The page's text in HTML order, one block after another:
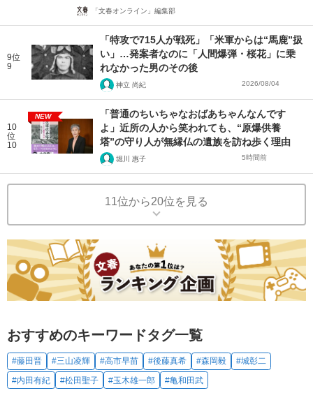
「文春オンライン」編集部
9位
9
「特攻で715人が戦死」「米軍からは“馬鹿”扱
い」…発案者なのに「人間爆弾・桜花」に乗
れなかった男のその後
神立 尚紀 2026/08/04
10
位
10
NEW
「普通のちいちゃなおばあちゃんなんです
よ」近所の人から笑われても、“原爆供養
塔”の守り人が無縁仏の遺族を訪ね歩く理由
堀川 惠子 5時間前
11位から20位を見る
おすすめのキーワードタグ一覧
#藤田晋 #三山凌輝 #高市早苗 #後藤真希 #森岡毅
#城彰二
#内田有紀
#松田聖子 #玉木雄一郎 #亀和田武